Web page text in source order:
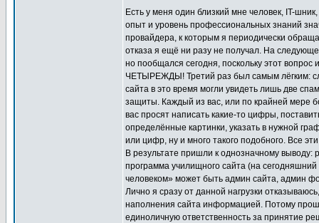
Есть у меня один близкий мне человек, IT-
опыт и уровень профессиональных знаний
провайдера, к которым я периодически
отказа я ещё ни разу не получал. На
но пообщался сегодня, поскольку этот
ЧЕТЫРЕЖДЫ! Третий раз был самым лёгким:
сайта в это время могли увидеть лишь две
защиты. Каждый из вас, или по крайней мере
вас просят написать какие-то цифры,
определённые картинки, указать в нужной
или цифр, ну и много такого подобного. Все
В результате пришли к однозначному
программа училищного сайта (на
человеком» может быть админ сайта, админ
Лично я сразу от данной нагрузки
наполнения сайта информацией. Потому
единоличную ответственность за принятие